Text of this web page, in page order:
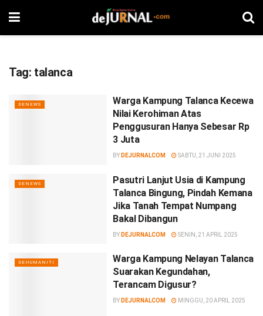
Tag: talanca
DENEWS
Warga Kampung Talanca Kecewa
Nilai Kerohiman Atas
Penggusuran Hanya Sebesar Rp
3 Juta
BY DEJURNALCOM SABTU, 21 JUNI 2025
DENEWS
Pasutri Lanjut Usia di Kampung
Talanca Bingung, Pindah Kemana
Jika Tanah Tempat Numpang
Bakal Dibangun
BY DEJURNALCOM SENIN, 21 APRIL 2025
DEHUMANITI
Warga Kampung Nelayan Talanca
Suarakan Kegundahan,
Terancam Digusur?
BY DEJURNALCOM MINGGU, 20 APRIL 2025